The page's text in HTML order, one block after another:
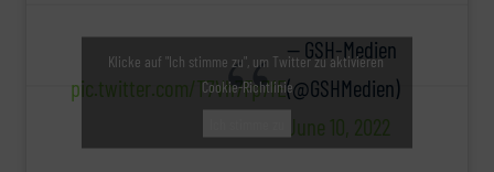
pic.twitter.com/T7Vh7Fp7fE
— GSH-Medien
(@GSHMedien)
June 10, 2022
Klicke auf "Ich stimme zu", um Twitter zu aktivieren
Cookie-Richtlinie